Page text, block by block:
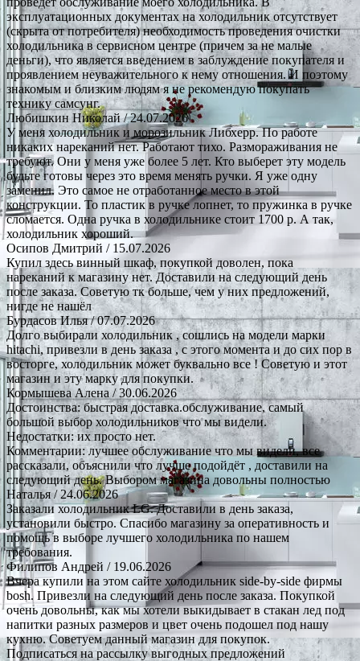
эксплуатационных документах на холодильник отсутствует
(скрыта от потребителя) необходимость проведения очистки
холодильника в сервисном центре (причем за не малые
деньги), что является введением в заблуждение покупателя и
проявлением неуважительного к нему отношения. И поэтому
знакомым и близким людям я не рекомендую покупать
технику самсунг.
Любишкин Николай/ 24.07.2026
У меня холодильник и морозильник Либхерр. По работе
никаких нареканий нет. Работают тихо. Размораживания не
требуют. Они у меня уже более 5 лет. Кто выберет эту модель
будьте готовы через это время менять ручки. Я уже одну
заменил. Это самое не отработанное место в этой
конструкции. То пластик в ручке лопнет, то пружинка в ручке
сломается. Одна ручка в холодильнике стоит 1700 р. А так,
холодильник хороший.
Осипов Дмитрий / 15.07.2026
Купил здесь винный шкаф, покупкой доволен, пока
нареканий к магазину нет. Доставили на следующий день
после заказа. Советую тк больше, чем у них предложений,
нигде не нашёл
Бурдасов Илья/ 07.07.2026
Долго выбирали холодильник , сошлись на модели марки
hitachi, привезли в день заказа , с этого момента и до сих пор в
восторге, холодильник может буквально все ! Советую и этот
магазин и эту марку для покупки.
Кормышева Алена/ 30.06.2026
Достоинства: быстрая доставка.обслуживание, самый
большой выбор холодильников что мы видели.
Недостатки: их просто нет.
Комментарии: лучшее обслуживание что мы видели, все
рассказали, объяснили что лучше подойдёт , доставили на
следующий день. Выбором магазина довольны полностью
Наталья/ 24.06.2026
Заказали холодильник LG. Доставили в день заказа,
установили быстро. Спасибо магазину за оперативность и
помощь в выборе лучшего холодильника по нашем
требования.
Филипов Андрей / 19.06.2026
Вчера купили на этом сайте холодильник side-by-side фирмы
bosh. Привезли на следующий день после заказа. Покупкой
очень довольны, как мы хотели выкидывает в стакан лед под
напитки разных размеров и цвет очень подошел под нашу
кухню. Советуем данный магазин для покупок.
Подписаться на рассылку выгодных предложений